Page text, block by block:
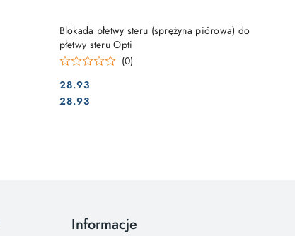
Blokada płetwy steru (sprężyna piórowa) do
płetwy steru Opti
(0)
Cena:
28.93
Cena:
28.93
DO KOSZYKA
Informacje